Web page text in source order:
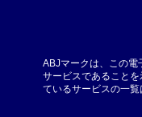
ABJマークは、この電
サービスであること
ているサービスの一覧